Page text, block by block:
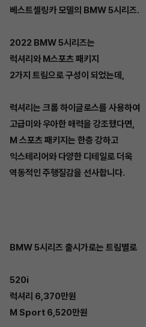
베스트셀링카 모델의 BMW 5시리즈.
2022 BMW 5시리즈는
럭셔리와 M스포츠 패키지
2가지 트림으로 구성이 되었는데,
럭셔리는 크롬 하이글로스를 사용하여
고급미와 우아한 매력을 강조했다면,
M 스포츠 패키지는 한층 강하고
익스테리어와 다양한 디테일로 더욱
역동적인 주행질감을 선사합니다.
BMW 5시리즈 출시가로는 트림별로
520i
럭셔리 6,370만원
M Sport 6,520만원